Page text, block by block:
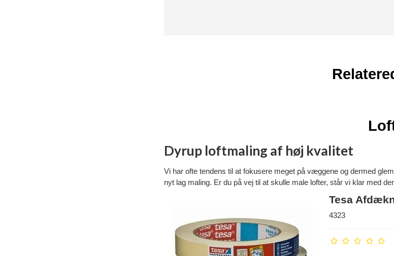
Dyrup loftmaling af høj kvalitet
Vi har ofte tendens til at fokusere meget på væggene og dermed
nyt lag maling. Er du på vej til at skulle male lofter, står vi klar med
Tesa
4323